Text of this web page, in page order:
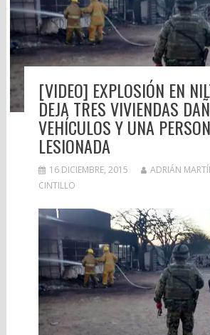
[VIDEO] EXPLOSIÓN EN
DEJA TRES VIVIENDAS
VEHÍCULOS Y UNA
LESIONADA
16 DICIEMBRE, 2015
ADRIÁN
CINTILLO